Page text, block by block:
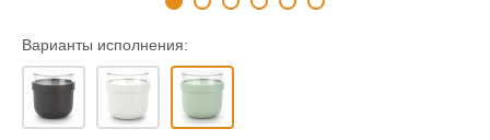
Варианты исполнения: